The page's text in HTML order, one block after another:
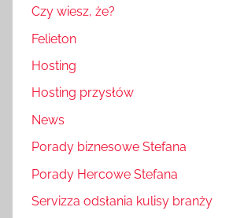
Czy wiesz, że?
Felieton
Hosting
Hosting przysłów
News
Porady biznesowe Stefana
Porady Hercowe Stefana
Servizza odsłania kulisy branży